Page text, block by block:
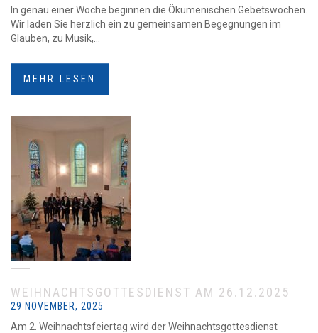
In genau einer Woche beginnen die Ökumenischen Gebetswochen.
Wir laden Sie herzlich ein zu gemeinsamen Begegnungen im
Glauben, zu Musik,...
MEHR LESEN
WEIHNACHTSGOTTESDIENST AM 26.12.2025
29 NOVEMBER, 2025
Am 2. Weihnachtsfeiertag wird der Weihnachtsgottesdienst